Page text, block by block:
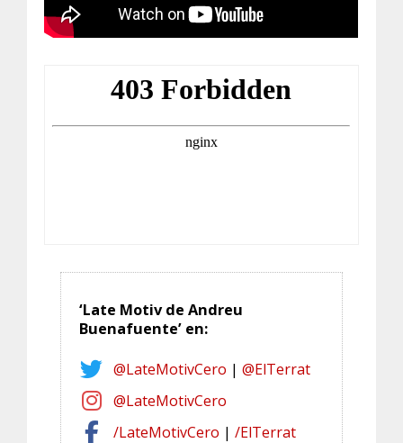
‘Late Motiv de Andreu
Buenafuente’ en:
@LateMotivCero | @ElTerrat
@LateMotivCero
/LateMotivCero | /ElTerrat